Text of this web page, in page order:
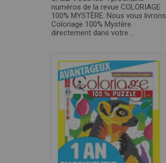
numéros de la revue COLORIAGE
100% MYSTÈRE. Nous vous livrons
Coloriage 100% Mystère
directement dans votre ...